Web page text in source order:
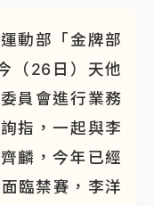
動部「金牌部
（26日）天他
員會進行業務
指，一起與李
麟，今年已經
臨禁賽，李洋